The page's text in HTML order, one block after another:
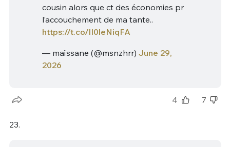
cousin alors que ct des économies pr
l’accouchement de ma tante..
https://t.co/lI0leNiqFA
— maïssane (@msnzhrr) June 29,
2026
4 7
23.